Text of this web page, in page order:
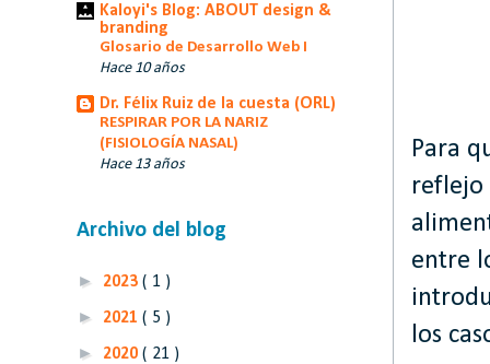
Para
reflejo
entre
los
Kaloyi's Blog: ABOUT design &
branding
Glosario de Desarrollo Web I
Hace 10 años
Dr. Félix Ruiz de la cuesta (ORL)
RESPIRAR POR LA NARIZ
(FISIOLOGÍA NASAL)
Hace 13 años
Archivo del blog
► 2023 ( 1 )
► 2021 ( 5 )
► 2020 ( 21 )